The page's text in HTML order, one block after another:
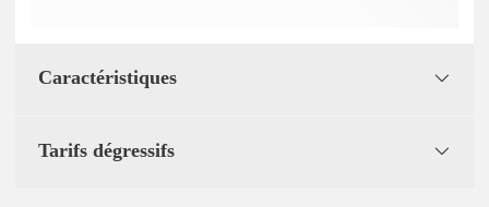
Caractéristiques
Tarifs dégressifs